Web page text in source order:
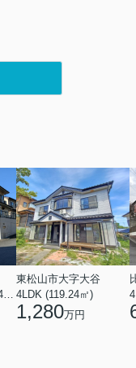
東松山市大字大谷
4LDK (119.24㎡)
1,280万円